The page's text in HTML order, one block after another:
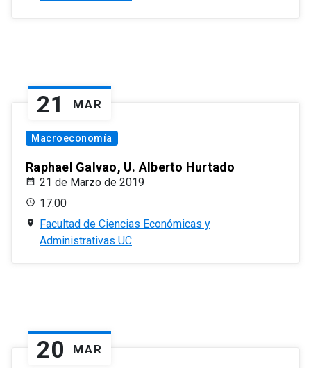
21 MAR
Macroeconomía
Raphael Galvao, U. Alberto Hurtado
21 de Marzo de 2019
17:00
Facultad de Ciencias Económicas y
Administrativas UC
20 MAR